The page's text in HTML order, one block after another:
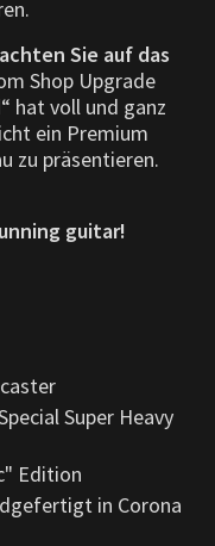
Sie auf das
Shop Upgrade
hat voll und ganz
ein Premium
zu präsentieren.
guitar!
Super Heavy
Edition
in Corona